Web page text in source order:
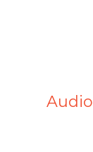
Audio